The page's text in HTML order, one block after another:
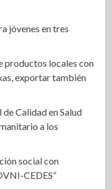
jóvenes en tres
productos locales con
exportar también
Calidad en Salud
a los
social con
CEDES”